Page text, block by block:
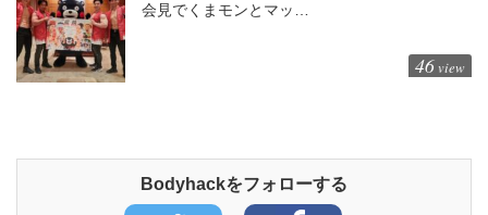
会見でくまモンとマッ…
46 view
Bodyhackをフォローする